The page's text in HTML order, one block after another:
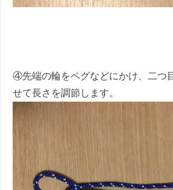
④先端の輪をペグなどにかけ、二つ
せて長さを調節します。